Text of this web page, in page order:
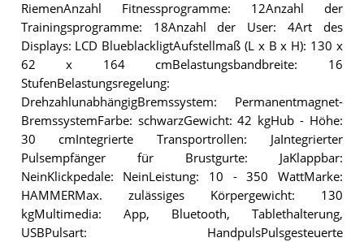
RiemenAnzahl Fitnessprogramme: 12Anzahl der
Trainingsprogramme: 18Anzahl der User: 4Art des
Displays: LCD BlueblackligtAufstellmaß (L x B x H): 130 x
62 x 164 cmBelastungsbandbreite: 16
StufenBelastungsregelung:
DrehzahlunabhängigBremssystem: Permanentmagnet-
BremssystemFarbe: schwarzGewicht: 42 kgHub - Höhe:
30 cmIntegrierte Transportrollen: JaIntegrierter
Pulsempfänger für Brustgurte: JaKlappbar:
NeinKlickpedale: NeinLeistung: 10 - 350 WattMarke:
HAMMERMax. zulässiges Körpergewicht: 130
kgMultimedia: App, Bluetooth, Tablethalterung,
USBPulsart: HandpulsPulsgesteuerte